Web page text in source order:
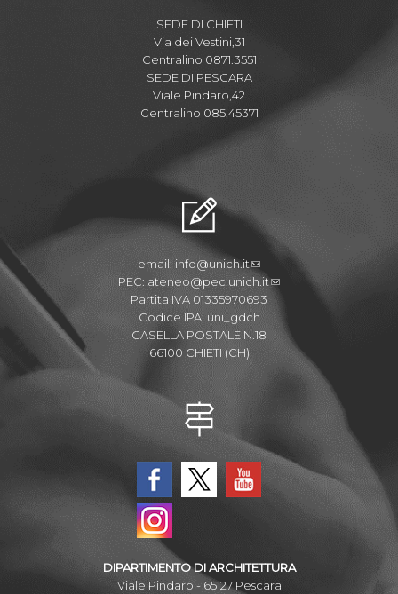
SEDE DI CHIETI
Via dei Vestini,31
Centralino 0871.3551
SEDE DI PESCARA
Viale Pindaro,42
Centralino 085.45371
email: info@unich.it
PEC: ateneo@pec.unich.it
Partita IVA 01335970693
Codice IPA: uni_gdch
CASELLA POSTALE N.18
66100 CHIETI (CH)
DIPARTIMENTO DI ARCHITETTURA
Viale Pindaro - 65127 Pescara